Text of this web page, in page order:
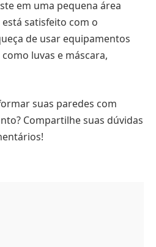
em uma pequena área
satisfeito com o
de usar equipamentos
luvas e máscara,
suas paredes com
Compartilhe suas dúvidas